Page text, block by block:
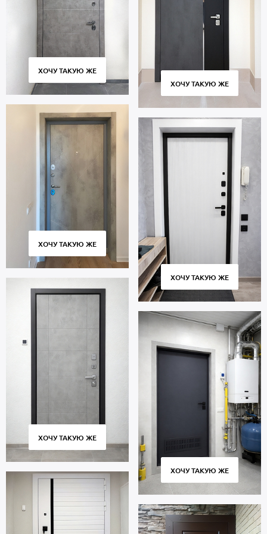
ХОЧУ ТАКУЮ ЖЕ
ХОЧУ ТАКУЮ ЖЕ
ХОЧУ ТАКУЮ ЖЕ
ХОЧУ ТАКУЮ ЖЕ
ХОЧУ ТАКУЮ ЖЕ
ХОЧУ ТАКУЮ ЖЕ